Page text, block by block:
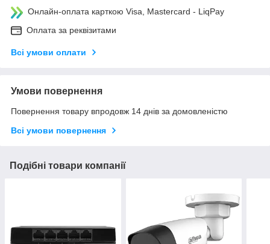
Онлайн-оплата карткою Visa, Mastercard - LiqPay
Оплата за реквізитами
Всі умови оплати
Умови повернення
Повернення товару впродовж 14 днів за домовленістю
Всі умови повернення
Подібні товари компанії